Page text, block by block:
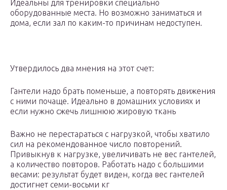
Идеальны для тренировки специально
оборудованные места. Но возможно заниматься и
дома, если зал по каким-то причинам недоступен.
Утвердилось два мнения на этот счет:
Гантели надо брать поменьше, а повторять движения
с ними почаще. Идеально в домашних условиях и
если нужно сжечь лишнюю жировую ткань
Важно не перестараться с нагрузкой, чтобы хватило
сил на рекомендованное число повторений.
Привыкнув к нагрузке, увеличивать не вес гантелей,
а количество повторов. Работать надо с большими
весами: результат будет виден, когда вес гантелей
достигнет семи-восьми кг